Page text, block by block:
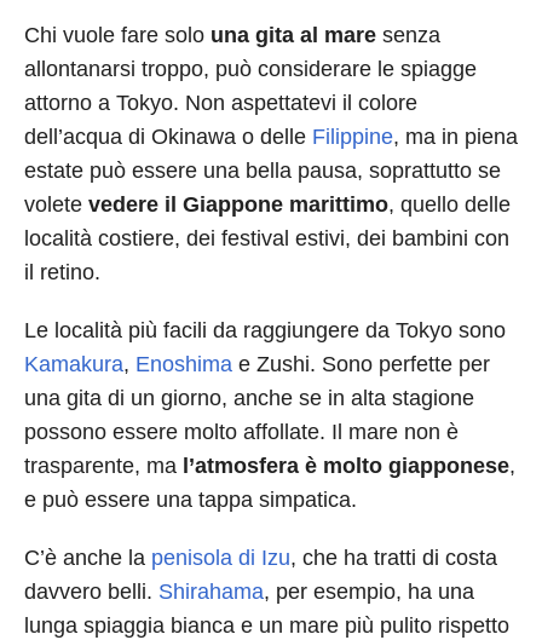
Chi vuole fare solo una gita al mare senza
allontanarsi troppo, può considerare le spiagge
attorno a Tokyo. Non aspettatevi il colore
dell’acqua di Okinawa o delle Filippine, ma in piena
estate può essere una bella pausa, soprattutto se
volete vedere il Giappone marittimo, quello delle
località costiere, dei festival estivi, dei bambini con
il retino.
Le località più facili da raggiungere da Tokyo sono
Kamakura, Enoshima e Zushi. Sono perfette per
una gita di un giorno, anche se in alta stagione
possono essere molto affollate. Il mare non è
trasparente, ma l’atmosfera è molto giapponese,
e può essere una tappa simpatica.
C’è anche la penisola di Izu, che ha tratti di costa
davvero belli. Shirahama, per esempio, ha una
lunga spiaggia bianca e un mare più pulito rispetto